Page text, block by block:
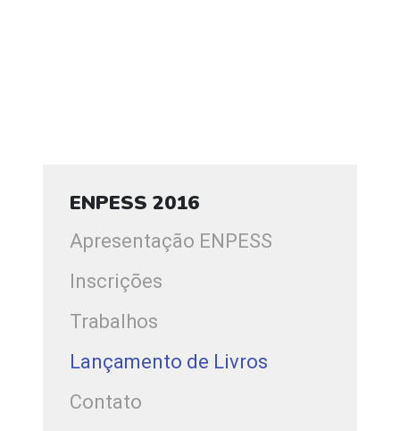
ENPESS 2016
Apresentação ENPESS
Inscrições
Trabalhos
Lançamento de Livros
Contato